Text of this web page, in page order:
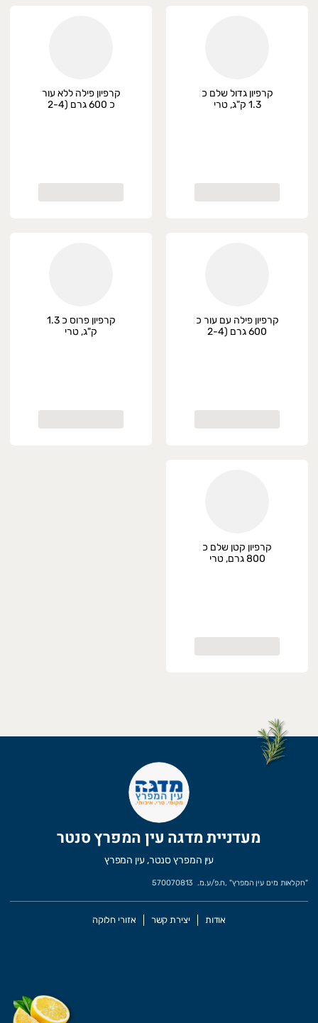
קרפיון גדול שלם כ
1.3 ק"ג, טרי
קרפיון פילה ללא עור
כ 600 גרם (2-4
קרפיון פילה עם עור כ
600 גרם (2-4
קרפיון פרוס כ 1.3
ק"ג, טרי
קרפיון קטן שלם כ
800 גרם, טרי
מעדניית מדגה עין המפרץ סנטר
עין המפרץ סנטר, עין המפרץ
"חקלאות מים עין המפרץ" ,ח.פ/ע.מ. 570070813
אודות יצירת קשר אזורי חלוקה